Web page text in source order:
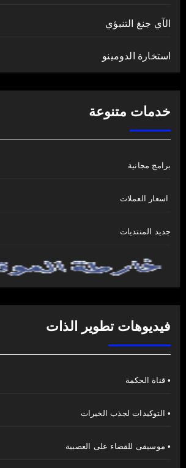
الآي جنغ التنبؤي
استخارة الدومينو
خدمات متنوعة
برامج مجانية
اسعار العملات
جديد المنتديات
فيديوهات تطوير الذات
• قناة الحكمة
• التوكيدات لجذب الخيرات
• موسيقى للقضاء على العصبية